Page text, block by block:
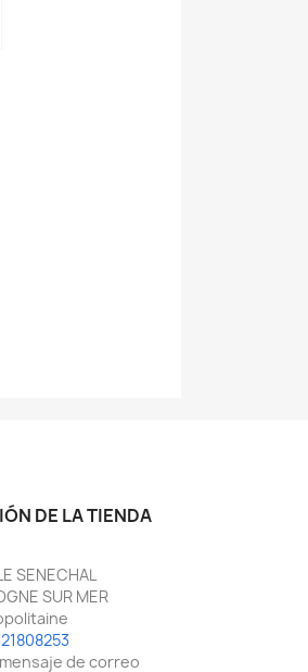
DE LA TIENDA
SENECHAL
SUR MER
de correo